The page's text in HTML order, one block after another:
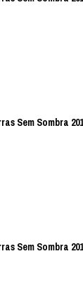
Sem Sombra
Sem Sombra